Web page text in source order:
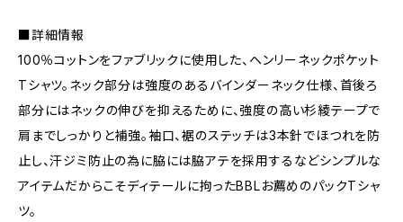
■詳細情報
100％コットンをファブリックに使用した、ヘンリーネックポケット
Tシャツ。ネック部分は強度のあるバインダーネック仕様、首後ろ
部分にはネックの伸びを抑えるために、強度の高い杉綾テープで
肩までしっかりと補強。袖口、裾のステッチは3本針でほつれを防
止し、汗ジミ防止の為に脇には脇アテを採用するなどシンプルな
アイテムだからこそディテールに拘ったBBLお薦めのパックTシャ
ツ。